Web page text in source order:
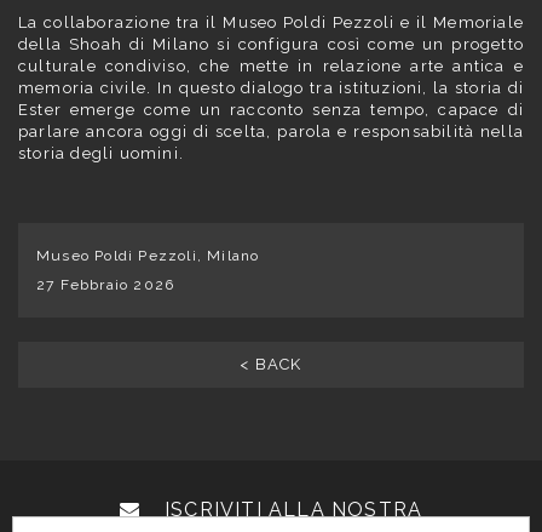
La collaborazione tra il Museo Poldi Pezzoli e il Memoriale
della Shoah di Milano si configura così come un progetto
culturale condiviso, che mette in relazione arte antica e
memoria civile. In questo dialogo tra istituzioni, la storia di
Ester emerge come un racconto senza tempo, capace di
parlare ancora oggi di scelta, parola e responsabilità nella
storia degli uomini.
Museo Poldi Pezzoli, Milano
27 Febbraio 2026
< BACK
ISCRIVITI ALLA NOSTRA